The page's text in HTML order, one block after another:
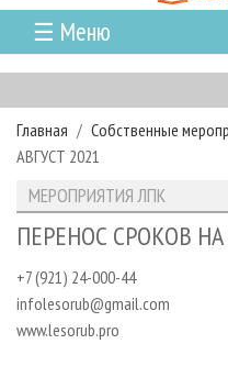
☰ Меню
ГЛАВНАЯ
РУБРИКИ И ТЕМЫ
РУБРИКИ ЖУРНАЛА
ЛЕСОЗАГОТОВКА
ЛЕСОПИЛЕНИЕ
ДЕРЕВООБРАБОТКА
СУШКА ДРЕВЕСИНЫ
НОВОСТИ
НОВОСТИ ЛПК
НОВОСТИ КОМПАНИЙ
ПРОЕКТЫ ЛПИ
АНАЛИТИКА
ЛЕСНЫЕ РЕГИОНЫ РОССИИ
ПЕРСОНЫ
АРХИВ
СТАТЬИ
ПОДПИСКА
КОНТАКТЫ
РЕКЛАМОДАТЕЛЯМ
РЕКЛАМА
Главная Собственные
АВГУСТ 2021
МЕРОПРИЯТИЯ ЛПК
ПЕРЕНОС СРОКОВ НА
+7 (921) 24-000-44
infolesorub@gmail.com
www.lesorub.pro